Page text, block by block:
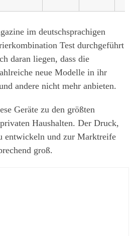
im deutschsprachigen
Test durchgeführt
daran liegen, dass die
neue Modelle in ihr
andere nicht mehr anbieten.
Geräte zu den größten
Haushalten. Der Druck,
entwickeln und zur Marktreife
groß.